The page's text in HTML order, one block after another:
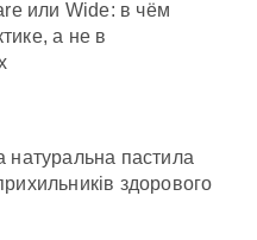
или Wide: в чём
а не в
натуральна пастила
здорового